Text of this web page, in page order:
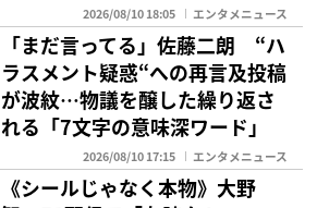
2026/08/10 18:05 エンタメニュース
「まだ言ってる」佐藤二朗 “ハ
ラスメント疑惑“への再言及投稿
が波紋…物議を醸した繰り返さ
れる「7文字の意味深ワード」
2026/08/10 17:15 エンタメニュース
《シールじゃなく本物》大野